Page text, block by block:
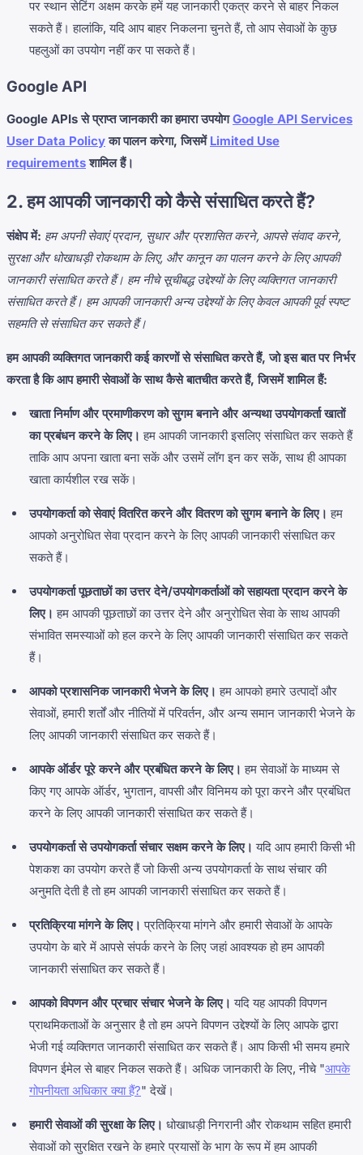
पर स्थान सेटिंग अक्षम करके हमें यह जानकारी एकत्र करने से बाहर निकल
सकते हैं। हालांकि, यदि आप बाहर निकलना चुनते हैं, तो आप सेवाओं के कुछ
पहलुओं का उपयोग नहीं कर पा सकते हैं।
Google API
Google APIs से प्राप्त जानकारी का हमारा उपयोगGoogle API Services
User Data Policyका पालन करेगा, जिसमें Limited Use
requirementsशामिल हैं।
2. हम आपकी जानकारी को कैसे संसाधित करते हैं?
संक्षेप में: हम अपनी सेवाएं प्रदान, सुधार और प्रशासित करने, आपसे संवाद करने,
सुरक्षा और धोखाधड़ी रोकथाम के लिए, और कानून का पालन करने के लिए आपकी
जानकारी संसाधित करते हैं। हम नीचे सूचीबद्ध उद्देश्यों के लिए व्यक्तिगत जानकारी
संसाधित करते हैं। हम आपकी जानकारी अन्य उद्देश्यों के लिए केवल आपकी पूर्व स्पष्ट
सहमति से संसाधित कर सकते हैं।
हम आपकी व्यक्तिगत जानकारी कई कारणों से संसाधित करते हैं, जो इस बात पर निर्भर
करता है कि आप हमारी सेवाओं के साथ कैसे बातचीत करते हैं, जिसमें शामिल हैं:
खाता निर्माण और प्रमाणीकरण को सुगम बनाने और अन्यथा उपयोगकर्ता खातों
का प्रबंधन करने के लिए। हम आपकी जानकारी इसलिए संसाधित कर सकते हैं
ताकि आप अपना खाता बना सकें और उसमें लॉग इन कर सकें, साथ ही आपका
खाता कार्यशील रख सकें।
उपयोगकर्ता को सेवाएं वितरित करने और वितरण को सुगम बनाने के लिए। हम
आपको अनुरोधित सेवा प्रदान करने के लिए आपकी जानकारी संसाधित कर
सकते हैं।
उपयोगकर्ता पूछताछों का उत्तर देने/उपयोगकर्ताओं को सहायता प्रदान करने के
लिए। हम आपकी पूछताछों का उत्तर देने और अनुरोधित सेवा के साथ आपकी
संभावित समस्याओं को हल करने के लिए आपकी जानकारी संसाधित कर सकते
हैं।
आपको प्रशासनिक जानकारी भेजने के लिए। हम आपको हमारे उत्पादों और
सेवाओं, हमारी शर्तों और नीतियों में परिवर्तन, और अन्य समान जानकारी भेजने के
लिए आपकी जानकारी संसाधित कर सकते हैं।
आपके ऑर्डर पूरे करने और प्रबंधित करने के लिए। हम सेवाओं के माध्यम से
किए गए आपके ऑर्डर, भुगतान, वापसी और विनिमय को पूरा करने और प्रबंधित
करने के लिए आपकी जानकारी संसाधित कर सकते हैं।
उपयोगकर्ता से उपयोगकर्ता संचार सक्षम करने के लिए। यदि आप हमारी किसी भी
पेशकश का उपयोग करते हैं जो किसी अन्य उपयोगकर्ता के साथ संचार की
अनुमति देती है तो हम आपकी जानकारी संसाधित कर सकते हैं।
प्रतिक्रिया मांगने के लिए। प्रतिक्रिया मांगने और हमारी सेवाओं के आपके
उपयोग के बारे में आपसे संपर्क करने के लिए जहां आवश्यक हो हम आपकी
जानकारी संसाधित कर सकते हैं।
आपको विपणन और प्रचार संचार भेजने के लिए। यदि यह आपकी विपणन
प्राथमिकताओं के अनुसार है तो हम अपने विपणन उद्देश्यों के लिए आपके द्वारा
भेजी गई व्यक्तिगत जानकारी संसाधित कर सकते हैं। आप किसी भी समय हमारे
विपणन ईमेल से बाहर निकल सकते हैं। अधिक जानकारी के लिए, नीचे "आपके
गोपनीयता अधिकार क्या हैं?" देखें।
हमारी सेवाओं की सुरक्षा के लिए। धोखाधड़ी निगरानी और रोकथाम सहित हमारी
सेवाओं को सुरक्षित रखने के हमारे प्रयासों के भाग के रूप में हम आपकी